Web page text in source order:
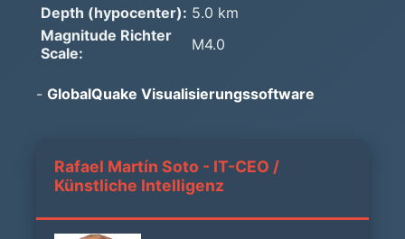
Depth (hypocenter): 5.0 km
Magnitude Richter
Scale:
M4.0
- GlobalQuake Visualisierungssoftware
Rafael Martín Soto - IT-CEO /
Künstliche Intelligenz